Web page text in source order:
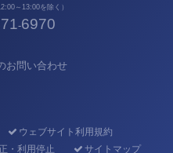
～13:00を除く）
-6970
お問い合わせ
ウェブサイト利用規約
・利用停止
サイトマップ